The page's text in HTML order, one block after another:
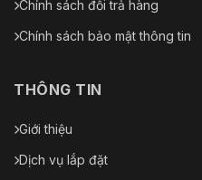
Chính sách đổi trả hàng
Chính sách bảo mật thông tin
THÔNG TIN
Giới thiệu
Dịch vụ lắp đặt